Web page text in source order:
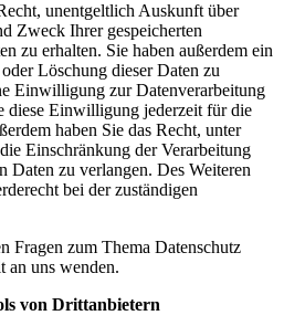
unentgeltlich Auskunft über
Zweck Ihrer gespeicherten
zu erhalten. Sie haben außerdem ein
Löschung dieser Daten zu
Einwilligung zur Datenverarbeitung
diese Einwilligung jederzeit für die
haben Sie das Recht, unter
Einschränkung der Verarbeitung
Daten zu verlangen. Des Weiteren
bei der zuständigen
Fragen zum Thema Datenschutz
an uns wenden.
von Dritt­anbietern